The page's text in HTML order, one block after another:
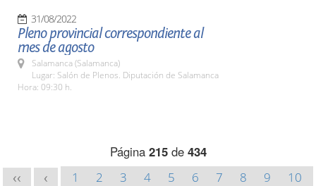
31/08/2022
Pleno provincial correspondiente al
mes de agosto
Salamanca (Salamanca)
Lugar: Salón de Plenos. Diputación de Salamanca
Hora: 09:30 h.
Página 215de 434
<< < 1 2 3 4 5 6 7 8 9
10